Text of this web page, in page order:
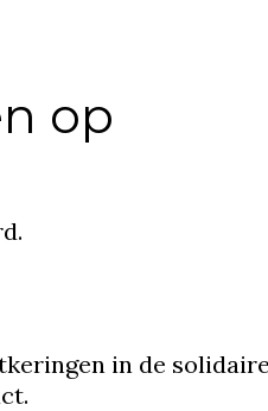
op
in de